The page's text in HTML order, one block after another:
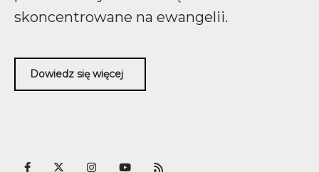
skoncentrowane na ewangelii.
Dowiedz się więcej